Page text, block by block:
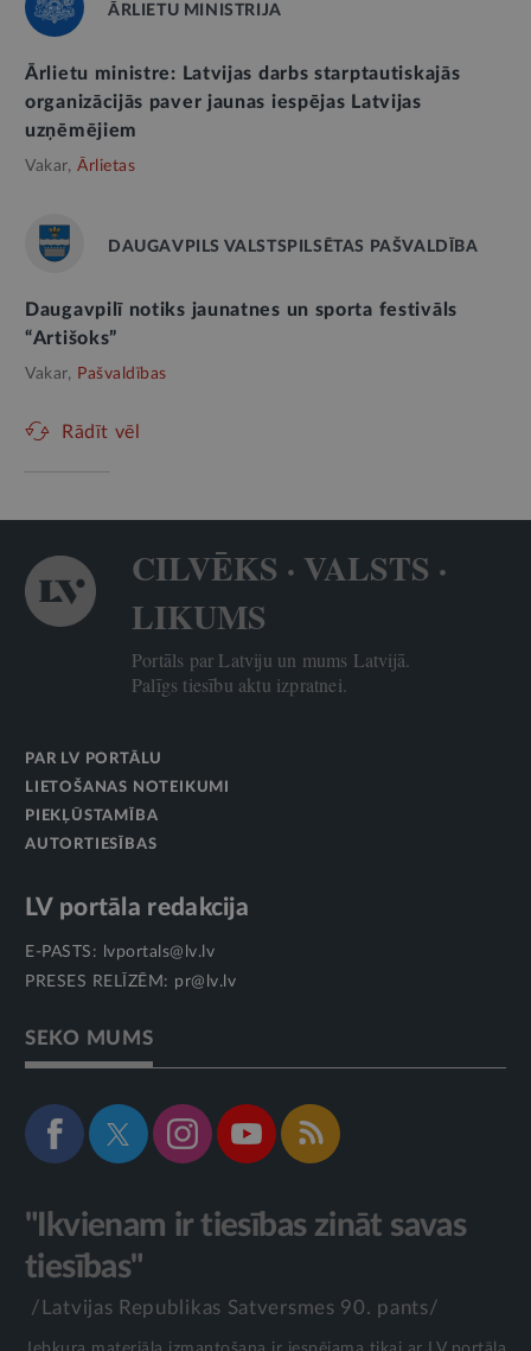
ĀRLIETU MINISTRIJA
Ārlietu ministre: Latvijas darbs starptautiskajās
organizācijās paver jaunas iespējas Latvijas
uzņēmējiem
Vakar, Ārlietas
DAUGAVPILS VALSTSPILSĒTAS PAŠVALDĪBA
Daugavpilī notiks jaunatnes un sporta festivāls
“Artišoks”
Vakar, Pašvaldības
Rādīt vēl
CILVĒKS · VALSTS ·
LIKUMS
Portāls par Latviju un mums Latvijā.
Palīgs tiesību aktu izpratnei.
PAR LV PORTĀLU
LIETOŠANAS NOTEIKUMI
PIEKĻŪSTAMĪBA
AUTORTIESĪBAS
LV portāla redakcija
E-PASTS:
lvportals@lv.lv
PRESES RELĪZĒM: pr@lv.lv
SEKO MUMS
"Ikvienam ir tiesības zināt savas
tiesības"
/Latvijas Republikas Satversmes 90. pants/